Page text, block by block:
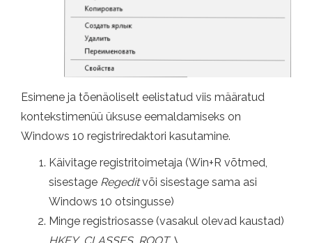
Esimene ja tõenäoliselt eelistatud viis määratud
kontekstimenüü üksuse eemaldamiseks on
Windows 10 registriredaktori kasutamine.
Käivitage registritoimetaja (Win+R võtmed,
sisestage Regeditvõi sisestage sama asi
Windows 10 otsingusse)
Minge registriosasse (vasakul olevad kaustad)